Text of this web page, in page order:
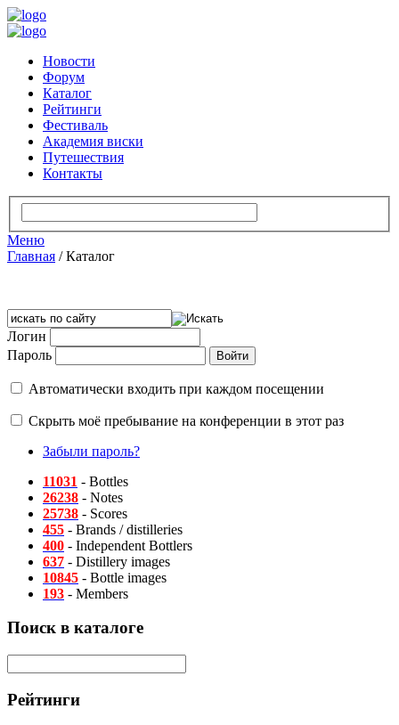
Новости
Форум
Каталог
Рейтинги
Фестиваль
Академия виски
Путешествия
Контакты
Меню
Главная /Каталог
Логин
Пароль
Автоматически входить при каждом посещении
Скрыть моё пребывание на конференции в этот раз
Забыли пароль?
11031 - Bottles
26238 - Notes
25738 - Scores
455 - Brands / distilleries
400 - Independent Bottlers
637 - Distillery images
10845 - Bottle images
193 - Members
Поиск в каталоге
Рейтинги